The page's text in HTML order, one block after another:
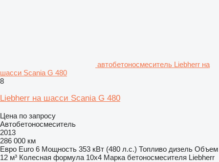
автобетоносмеситель Liebherr на
шасси Scania G 480
8
Liebherr на шасси Scania G 480
Цена по запросу
Автобетоносмеситель
2013
286 000 км
Евро Euro 6 Мощность 353 кВт (480 л.с.) Топливо дизель Объем
12 м³ Колесная формула 10x4 Марка бетоносмесителя Liebherr